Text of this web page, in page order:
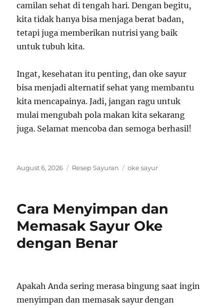
camilan sehat di tengah hari. Dengan begitu,
kita tidak hanya bisa menjaga berat badan,
tetapi juga memberikan nutrisi yang baik
untuk tubuh kita.
Ingat, kesehatan itu penting, dan oke sayur
bisa menjadi alternatif sehat yang membantu
kita mencapainya. Jadi, jangan ragu untuk
mulai mengubah pola makan kita sekarang
juga. Selamat mencoba dan semoga berhasil!
Posted
August 6, 2026 Categories
Resep Sayuran Tags
oke sayur
Cara Menyimpan dan
Memasak Sayur Oke
dengan Benar
Apakah Anda sering merasa bingung saat ingin
menyimpan dan memasak sayur dengan